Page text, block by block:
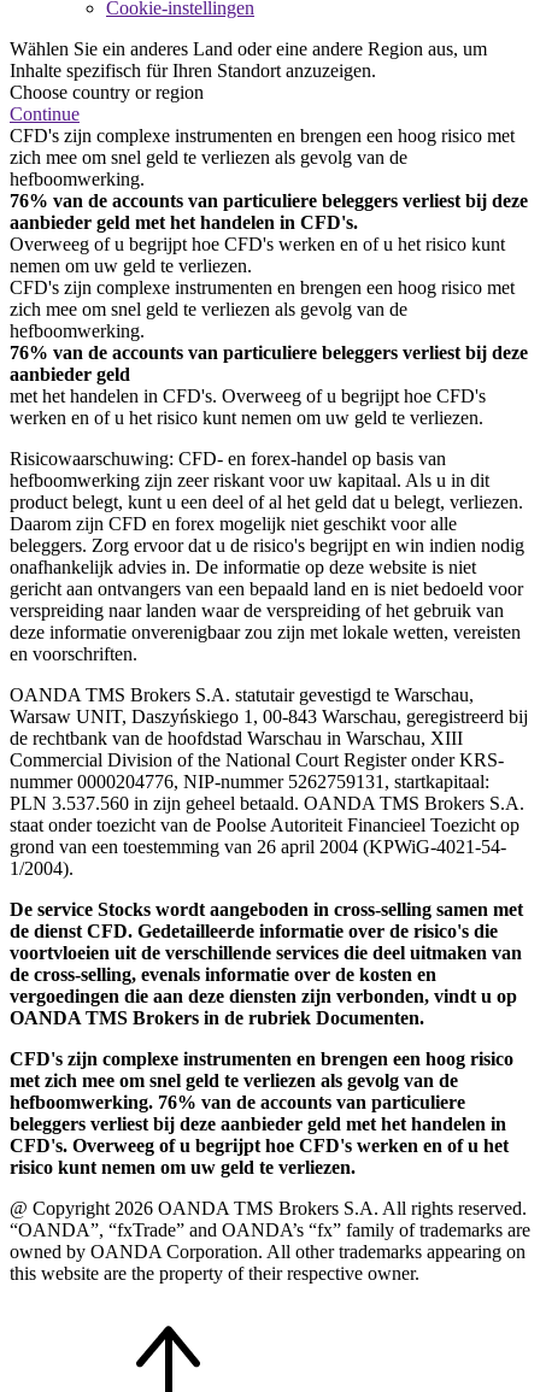
Cookie-instellingen
Wählen Sie ein anderes Land oder eine andere Region aus, um
Inhalte spezifisch für Ihren Standort anzuzeigen.
Choose country or region
Continue
CFD's zijn complexe instrumenten en brengen een hoog risico met
zich mee om snel geld te verliezen als gevolg van de
hefboomwerking.
76% van de accounts van particuliere beleggers verliest bij deze
aanbieder geld met het handelen in CFD's.
Overweeg of u begrijpt hoe CFD's werken en of u het risico kunt
nemen om uw geld te verliezen.
CFD's zijn complexe instrumenten en brengen een hoog risico met
zich mee om snel geld te verliezen als gevolg van de
hefboomwerking.
76% van de accounts van particuliere beleggers verliest bij deze
aanbieder geld
met het handelen in CFD's. Overweeg of u begrijpt hoe CFD's
werken en of u het risico kunt nemen om uw geld te verliezen.
Risicowaarschuwing: CFD- en forex-handel op basis van
hefboomwerking zijn zeer riskant voor uw kapitaal. Als u in dit
product belegt, kunt u een deel of al het geld dat u belegt, verliezen.
Daarom zijn CFD en forex mogelijk niet geschikt voor alle
beleggers. Zorg ervoor dat u de risico's begrijpt en win indien nodig
onafhankelijk advies in. De informatie op deze website is niet
gericht aan ontvangers van een bepaald land en is niet bedoeld voor
verspreiding naar landen waar de verspreiding of het gebruik van
deze informatie onverenigbaar zou zijn met lokale wetten, vereisten
en voorschriften.
OANDA TMS Brokers S.A. statutair gevestigd te Warschau,
Warsaw UNIT, Daszyńskiego 1, 00-843 Warschau, geregistreerd bij
de rechtbank van de hoofdstad Warschau in Warschau, XIII
Commercial Division of the National Court Register onder KRS-
nummer 0000204776, NIP-nummer 5262759131, startkapitaal:
PLN 3.537.560 in zijn geheel betaald. OANDA TMS Brokers S.A.
staat onder toezicht van de Poolse Autoriteit Financieel Toezicht op
grond van een toestemming van 26 april 2004 (KPWiG-4021-54-
1/2004).
De service Stocks wordt aangeboden in cross-selling samen met
de dienst CFD. Gedetailleerde informatie over de risico's die
voortvloeien uit de verschillende services die deel uitmaken van
de cross-selling, evenals informatie over de kosten en
vergoedingen die aan deze diensten zijn verbonden, vindt u op
OANDA TMS Brokers in de rubriek Documenten.
CFD's zijn complexe instrumenten en brengen een hoog risico
met zich mee om snel geld te verliezen als gevolg van de
hefboomwerking. 76% van de accounts van particuliere
beleggers verliest bij deze aanbieder geld met het handelen in
CFD's. Overweeg of u begrijpt hoe CFD's werken en of u het
risico kunt nemen om uw geld te verliezen.
@ Copyright 2026 OANDA TMS Brokers S.A. All rights reserved.
“OANDA”, “fxTrade” and OANDA’s “fx” family of trademarks are
owned by OANDA Corporation. All other trademarks appearing on
this website are the property of their respective owner.